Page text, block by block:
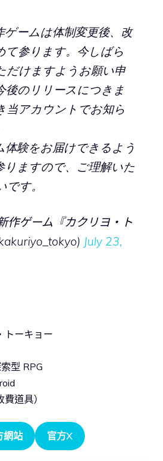
ゲームは体制変更後、改
て参ります。今しばら
だけますようお願い申
後のリリースにつきま
当アカウントでお知ら
体験をお届けできるよう
りますので、ご理解いた
す。
作ゲーム『カクリヨ・ト
July 23,
ーキョー
型 RPG
道具）
網站 官方X